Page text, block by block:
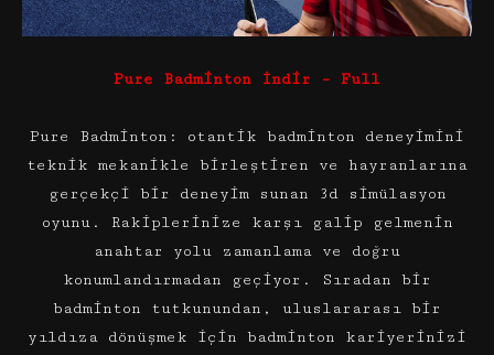
Pure Badminton İndir – Full
Pure Badminton: otantik badminton deneyimini
teknik mekanikle birleştiren ve hayranlarına
gerçekçi bir deneyim sunan 3d simülasyon
oyunu. Rakiplerinize karşı galip gelmenin
anahtar yolu zamanlama ve doğru
konumlandırmadan geçiyor. Sıradan bir
badminton tutkunundan, uluslararası bir
yıldıza dönüşmek için badminton kariyerinizi